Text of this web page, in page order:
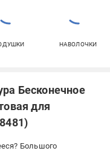
НАВОЛОЧКИ
Бесконечное
для
Большого